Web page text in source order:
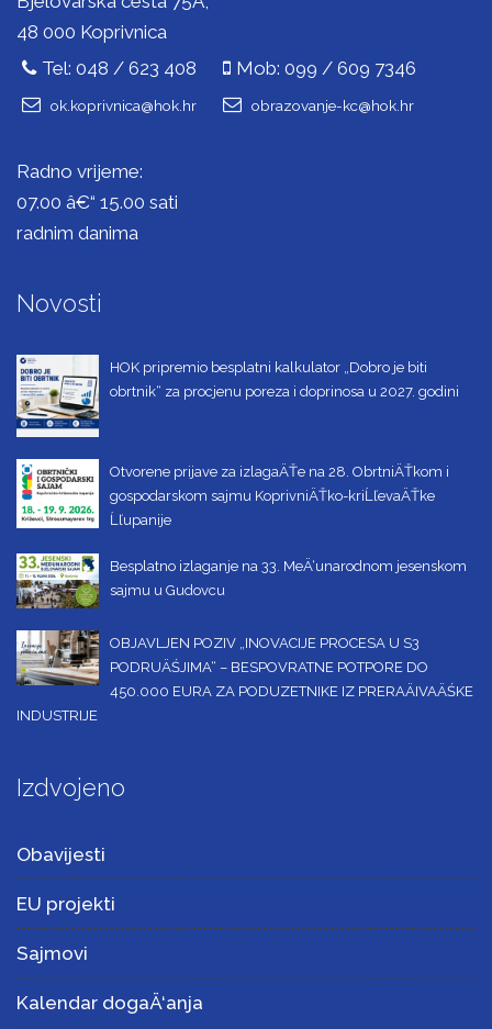
48 000 Koprivnica
Tel: 048 / 623 408
Mob: 099 / 609 7346
ok.koprivnica@hok.hr obrazovanje-kc@hok.hr
Radno vrijeme:
07.00 â€“ 15.00 sati
radnim danima
Novosti
HOK pripremio besplatni kalkulator „Dobro je biti
obrtnik“ za procjenu poreza i doprinosa u 2027. godini
Otvorene prijave za izlagaÄŤe na 28. ObrtniÄŤkom i
gospodarskom sajmu KoprivniÄŤko-kriĹľevaÄŤke
Ĺľupanije
Besplatno izlaganje na 33. MeÄ‘unarodnom jesenskom
sajmu u Gudovcu
OBJAVLJEN POZIV „INOVACIJE PROCESA U S3
PODRUÄŚJIMA“ – BESPOVRATNE POTPORE DO
450.000 EURA ZA PODUZETNIKE IZ PRERAÄIVAÄŚKE
INDUSTRIJE
Izdvojeno
Obavijesti
EU projekti
Sajmovi
Kalendar dogaÄ‘anja